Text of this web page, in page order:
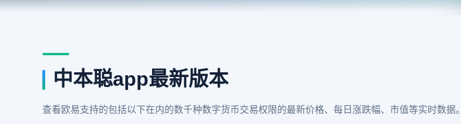
中本聪app最新版本
查看欧易支持的包括以下在内的数千种数字货币交易权限的最新价格、每日涨跌幅、市值等实时数据。